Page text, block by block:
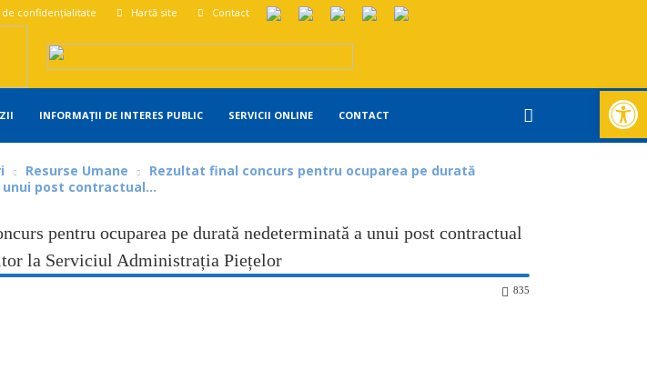
de confidențialitate Hartă site Contact
INFORMAȚII DE INTERES PUBLIC SERVICII ONLINE CONTACT
Resurse Umane
Rezultat final concurs pentru ocuparea pe durată
post contractual...
pentru ocuparea pe durată nedeterminată a unui post contractual
la Serviciul Administrația Piețelor
835
Deschide